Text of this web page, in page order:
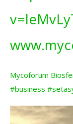
Mycoforum
#business